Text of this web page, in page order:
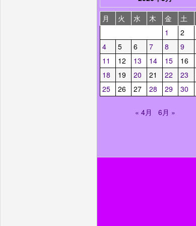
月
火 水 木 金 土
1
2
4
5 6 7 8 9
11
12 13 14 15 16
18
19 20 21 22 23
25
26 27 28 29 30
« 4月 6月 »